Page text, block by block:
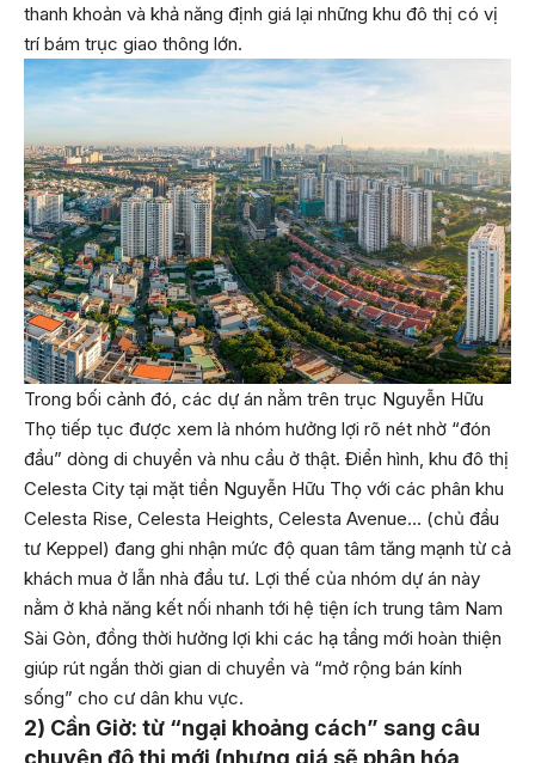
thanh khoản và khả năng định giá lại những khu đô thị có vị
trí bám trục giao thông lớn.
Trong bối cảnh đó, các dự án nằm trên trục Nguyễn Hữu
Thọ tiếp tục được xem là nhóm hưởng lợi rõ nét nhờ “đón
đầu” dòng di chuyển và nhu cầu ở thật. Điển hình, khu đô thị
Celesta City tại mặt tiền Nguyễn Hữu Thọ với các phân khu
Celesta Rise, Celesta Heights, Celesta Avenue… (chủ đầu
tư Keppel) đang ghi nhận mức độ quan tâm tăng mạnh từ cả
khách mua ở lẫn nhà đầu tư. Lợi thế của nhóm dự án này
nằm ở khả năng kết nối nhanh tới hệ tiện ích trung tâm Nam
Sài Gòn, đồng thời hưởng lợi khi các hạ tầng mới hoàn thiện
giúp rút ngắn thời gian di chuyển và “mở rộng bán kính
sống” cho cư dân khu vực.
2) Cần Giờ: từ “ngại khoảng cách” sang câu
chuyện đô thị mới (nhưng giá sẽ phân hóa